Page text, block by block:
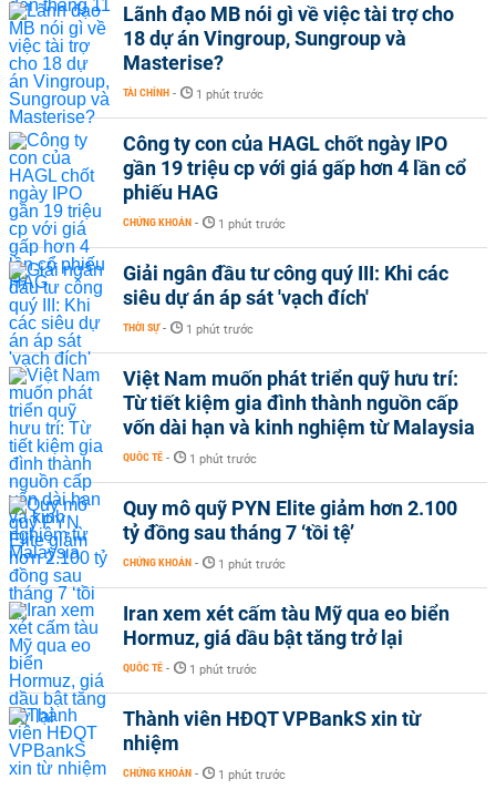
Lãnh đạo MB nói gì về việc tài trợ cho
18 dự án Vingroup, Sungroup và
Masterise?
TÀI CHÍNH - 1 phút trước
Công ty con của HAGL chốt ngày IPO
gần 19 triệu cp với giá gấp hơn 4 lần cổ
phiếu HAG
CHỨNG KHOÁN - 1 phút trước
Giải ngân đầu tư công quý III: Khi các
siêu dự án áp sát 'vạch đích'
THỜI SỰ - 1 phút trước
Việt Nam muốn phát triển quỹ hưu trí:
Từ tiết kiệm gia đình thành nguồn cấp
vốn dài hạn và kinh nghiệm từ Malaysia
QUỐC TẾ - 1 phút trước
Quy mô quỹ PYN Elite giảm hơn 2.100
tỷ đồng sau tháng 7 ‘tồi tệ’
CHỨNG KHOÁN - 1 phút trước
Iran xem xét cấm tàu Mỹ qua eo biển
Hormuz, giá dầu bật tăng trở lại
QUỐC TẾ - 1 phút trước
Thành viên HĐQT VPBankS xin từ
nhiệm
CHỨNG KHOÁN - 1 phút trước